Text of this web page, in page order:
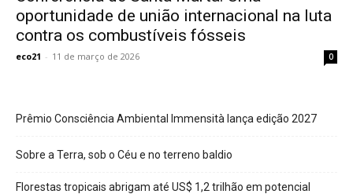
oportunidade de união internacional na luta
contra os combustíveis fósseis
eco21 - 11 de março de 2026 0
Prêmio Consciência Ambiental Immensità lança edição 2027
Sobre a Terra, sob o Céu e no terreno baldio
Florestas tropicais abrigam até US$ 1,2 trilhão em potencial